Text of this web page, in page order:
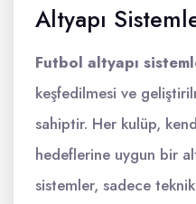
Altyapı
Futbol altyapı
keşfedilmesi ve
sahiptir. Her kulüp,
hedeflerine uygun bir
sistemler, sadece